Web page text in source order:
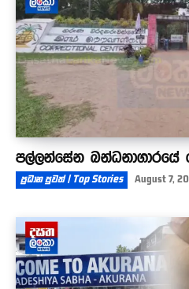
පල්ලන්සේන
ප්‍රධාන පුවත් | Top Stories August 7,